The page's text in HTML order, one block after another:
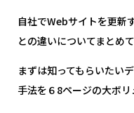
自社でWebサイトを更新
との違いについてまとめ
まずは知ってもらいたい
手法を６8ページの大ボリ